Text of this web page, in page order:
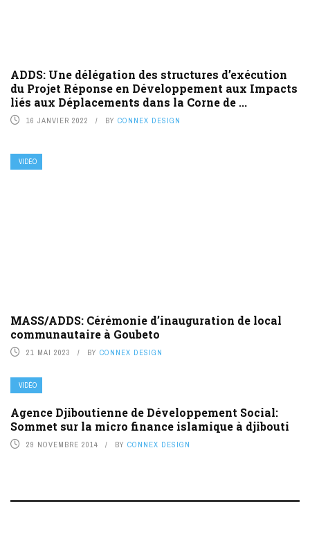
ADDS: Une délégation des structures d’exécution
du Projet Réponse en Développement aux Impacts
liés aux Déplacements dans la Corne de ...
16 JANVIER 2022 BY CONNEX DESIGN
VIDÉO
MASS/ADDS: Cérémonie d’inauguration de local
communautaire à Goubeto
21 MAI 2023 BY CONNEX DESIGN
VIDÉO
Agence Djiboutienne de Développement Social:
Sommet sur la micro finance islamique à djibouti
29 NOVEMBRE 2014 BY CONNEX DESIGN